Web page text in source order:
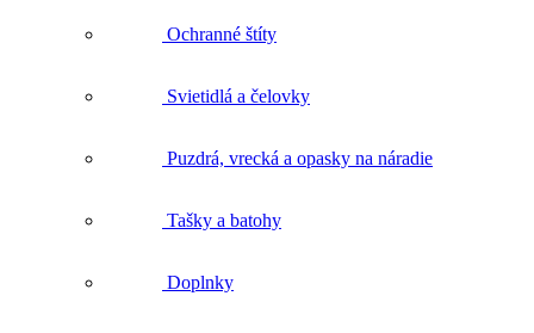
Ochranné štíty
Svietidlá a čelovky
Puzdrá, vrecká a opasky na náradie
Tašky a batohy
Doplnky